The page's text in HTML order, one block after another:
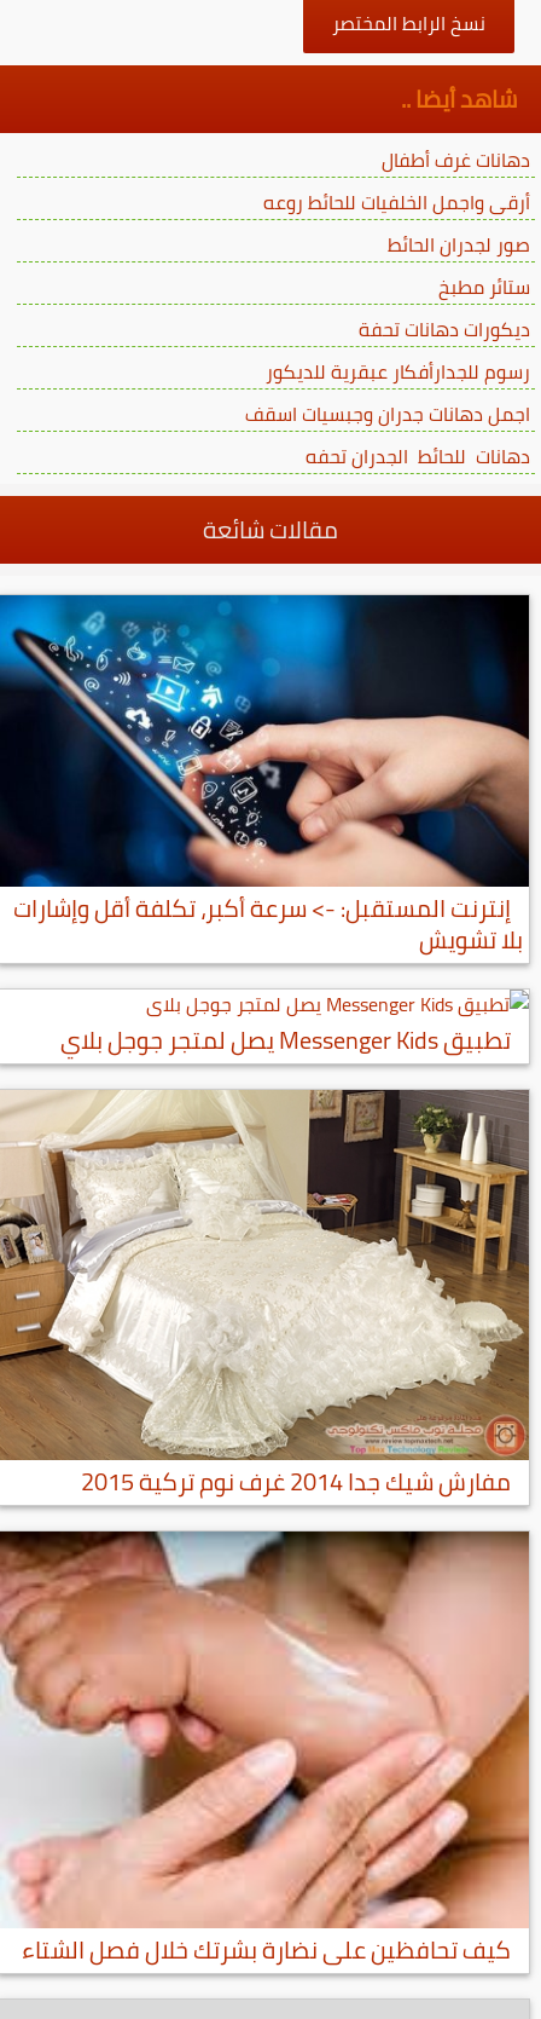
نسخ الرابط المختصر
شاهد أيضا ..
دهانات غرف أطفال
أرقى واجمل الخلفيات للحائط روعه
صور لجدران الحائط
ستائر مطبخ
ديكورات دهانات تحفة
رسوم للجدارأفكار عبقرية للديكور
اجمل دهانات جدران وجبسيات اسقف
دهانات للحائط الجدران تحفه
مقالات شائعة
إنترنت المستقبل: -> سرعة أكبر، تكلفة أقل وإشارات
بلا تشويش
تطبيق Messenger Kids يصل لمتجر جوجل بلاي
مفارش شيك جدا 2014 غرف نوم تركية 2015
كيف تحافظين على نضارة بشرتك خلال فصل الشتاء